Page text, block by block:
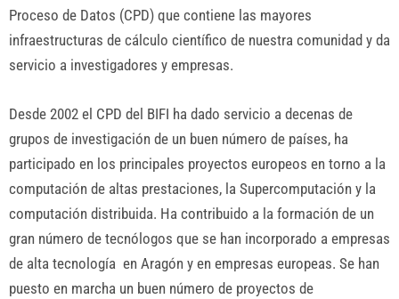
Proceso de Datos (CPD) que contiene las mayores
infraestructuras de cálculo científico de nuestra comunidad y da
servicio a investigadores y empresas.
Desde 2002 el CPD del BIFI ha dado servicio a decenas de
grupos de investigación de un buen número de países, ha
participado en los principales proyectos europeos en torno a la
computación de altas prestaciones, la Supercomputación y la
computación distribuida. Ha contribuido a la formación de un
gran número de tecnólogos que se han incorporado a empresas
de alta tecnología en Aragón y en empresas europeas. Se han
puesto en marcha un buen número de proyectos de